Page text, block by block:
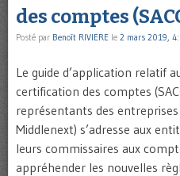
des comptes
Posté par Benoît RIVIERE le 2 mars 2019,
Le guide d’application relatif
certification des comptes
représentants des
Middlenext) s’adresse aux
leurs commissaires aux
appréhender les nouvelles